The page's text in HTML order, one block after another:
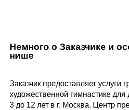
Немного о Заказчике и
нише
Заказчик предоставляет услуги
художественной гимнастике для
3 до 12 лет в г. Москва. Центр